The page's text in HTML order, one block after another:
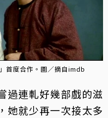
首度合作。圖／摘自imdb
過連軋好幾部戲的滋
她就少再一次接太多